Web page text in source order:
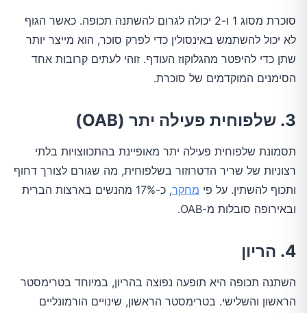
סוכרת מסוג 1 ו-2 יכולה לגרום להשתנה תכופה. כאשר הגוף
לא יכול להשתמש באינסולין כדי לפרק סוכר, הוא מייצר יותר
שתן כדי להיפטר מהגלוקוז העודף. זוהי לעתים קרובות אחד
הסימנים המוקדמים של סוכרת.
3. שלפוחית פעילה יתר (OAB)
תסמונת שלפוחית פעילה יתר מאופיינת בהתכווצויות בלתי
רצוניות של שריר הדטרוזור בשלפוחית, מה שגורם לצורך דחוף
ותכוף להשתין. על פי מחקר
, כ-17% מהנשים בארצות הברית
ובאירופה סובלות מ-OAB.
4. הריון
השתנה תכופה היא תופעה נפוצה בהריון, במיוחד בטרימסטר
הראשון והשלישי. בטרימסטר הראשון, שינויים הורמונליים